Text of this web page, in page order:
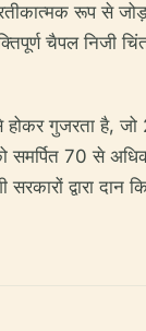
रूप से
चैपल निजी
गुजरता है, जो
समर्पित 70 से
द्वारा दान